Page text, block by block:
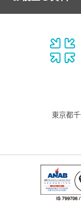
東京都